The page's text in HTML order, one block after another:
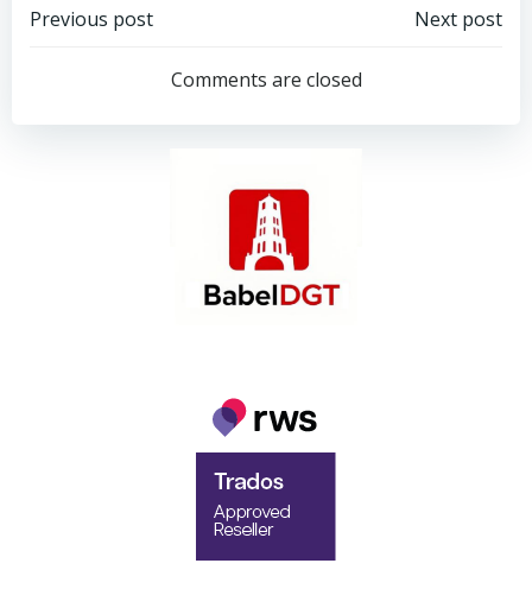
Post
navigation
Previous post
navigation
Next post
Comments are closed